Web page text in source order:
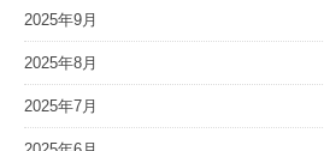
2025年9月
2025年8月
2025年7月